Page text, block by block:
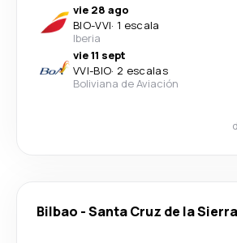
vie 28 ago
BIO-VVI· 1 escala
Iberia
vie 11 sept
VVI-BIO· 2 escalas
Boliviana de Aviación
Bilbao -Santa Cruz de la Sierra